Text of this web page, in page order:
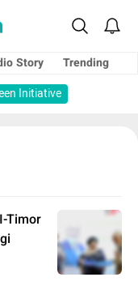
Story
Trending
Initiative
Timor